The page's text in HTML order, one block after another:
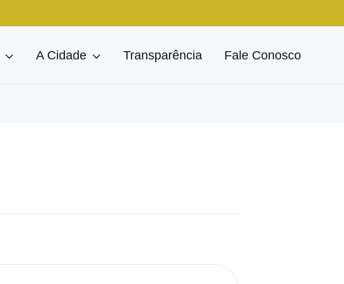
A Cidade Transparência Fale Conosco